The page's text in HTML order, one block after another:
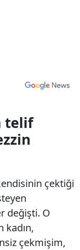
telif
çektiği
değişti. O
kadın,
çekmişim,